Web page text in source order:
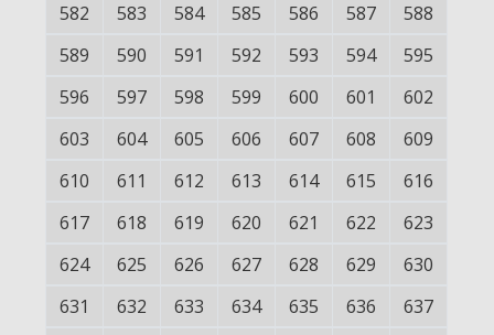
582
583 584 585 586 587
588
589
590 591 592 593 594
595
596
597 598 599 600 601
602
603
604 605 606 607 608
609
610
611 612 613 614 615
616
617
618 619 620 621 622
623
624
625 626 627 628 629
630
631
632 633 634 635 636
637